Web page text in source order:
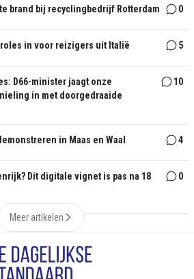
brand bij recyclingbedrijf Rotterdam 0
in voor reizigers uit Italië 5
D66-minister jaagt onze
in met doorgedraaide
10
in Maas en Waal 4
Dit digitale vignet is pas na 18
0
Meer artikelen